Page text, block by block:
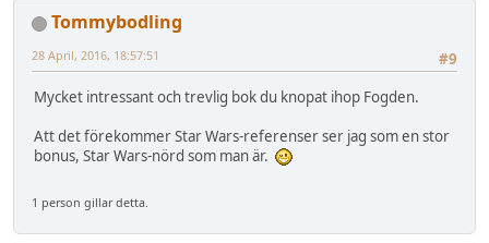
Tommybodling
#9
28 April, 2016, 18:57:51
Mycket intressant och trevlig bok du knopat ihop Fogden.
Att det förekommer Star Wars-referenser ser jag som en stor
bonus, Star Wars-nörd som man är.
1 person gillar detta.